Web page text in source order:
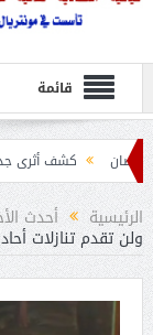
قائمة
كشف أثرى جديد
الرئيسية أحدث
ولن تقدم تنازلات